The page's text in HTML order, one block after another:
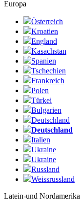
Europa
Österreich
Kroatien
England
Kasachstan
Spanien
Tschechien
Frankreich
Polen
Türkei
Bulgarien
Deutschland
Deutschland
Italien
Ukraine
Ukraine
Russland
Weissrussland
Latein-und Nordamerika